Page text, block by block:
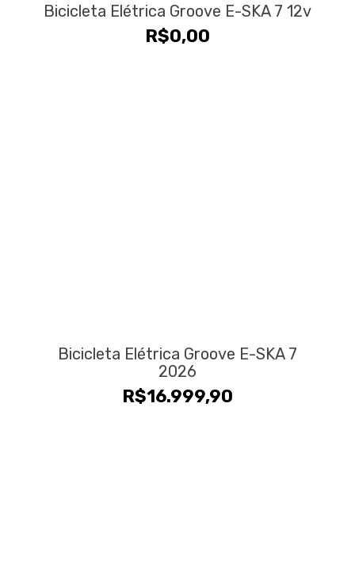
Bicicleta Elétrica Groove E-SKA 7 12v
R$0,00
Bicicleta Elétrica Groove E-SKA 7
2026
R$16.999,90